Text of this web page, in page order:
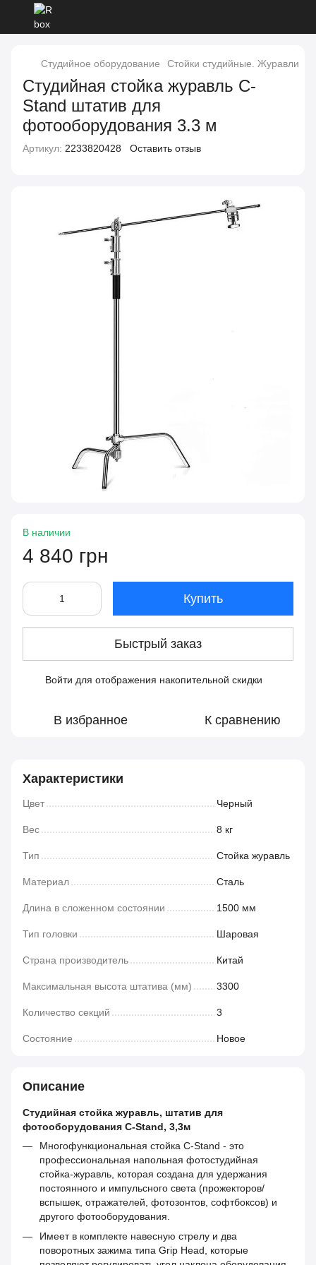
Студийное оборудование Стойки студийные. Журавли
Студийная стойка журавль C-
Stand штатив для
фотооборудования 3.3 м
Артикул: 2233820428 Оставить отзыв
В наличии
4 840 грн
Купить
Быстрый заказ
Войти для отображения накопительной скидки
В избранное К сравнению
Характеристики
Цвет Черный
Вес 8 кг
Тип Стойка журавль
Материал Сталь
Длина в сложенном состоянии 1500 мм
Тип головки Шаровая
Страна производитель Китай
Максимальная высота штатива (мм) 3300
Количество секций 3
Состояние Новое
Описание
Студийная стойка журавль, штатив для
фотооборудования C-Stand, 3,3м
Многофункциональная стойка C-Stand - это
профессиональная напольная фотостудийная
стойка-журавль, которая создана для удержания
постоянного и импульсного света (прожекторов/
вспышек, отражателей, фотозонтов, софтбоксов) и
другого фотооборудования.
Имеет в комплекте навесную стрелу и два
поворотных зажима типа Grip Head, которые